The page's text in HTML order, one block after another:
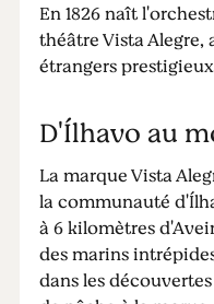
En 1826 naît
théâtre Vista Alegre,
étrangers
D'Ílhavo au
La marque Vista
la communauté
à 6 kilomètres
des marins
dans les